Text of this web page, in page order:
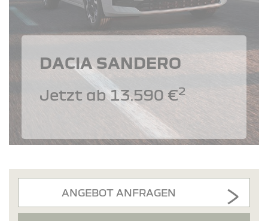
DACIA SANDERO
Jetzt ab 13.590 €2
ANGEBOT ANFRAGEN